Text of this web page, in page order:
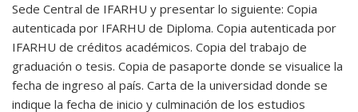
Sede Central de IFARHU y presentar lo siguiente: Copia
autenticada por IFARHU de Diploma. Copia autenticada por
IFARHU de créditos académicos. Copia del trabajo de
graduación o tesis. Copia de pasaporte donde se visualice la
fecha de ingreso al país. Carta de la universidad donde se
indique la fecha de inicio y culminación de los estudios